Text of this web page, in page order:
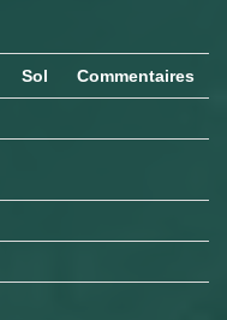
Sol Commentaires